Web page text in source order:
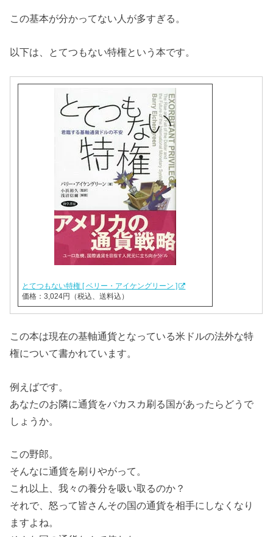
この基本が分かってない人が多すぎる。
以下は、とてつもない特権という本です。
とてつもない特権 [ ベリー・アイケングリーン ]
価格：3,024円（税込、送料込）
この本は現在の基軸通貨となっている米ドルの法外な特
権について書かれています。
例えばです。
あなたのお隣に通貨をバカスカ刷る国があったらどうで
しょうか。
この野郎。
そんなに通貨を刷りやがって。
これ以上、我々の養分を吸い取るのか？
それで、怒って皆さんその国の通貨を相手にしなくなり
ますよね。